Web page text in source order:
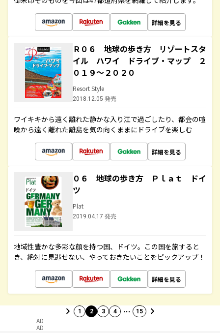
詳細を見る
Ｒ０６ 地球の歩き方 リゾートスタ
イル ハワイ ドライブ・マップ ２
０１９～２０２０
Resort Style
2018.12.05 発売
ワイキキから遠く離れた静かな入り江で過ごしたり、都会の喧
噪から遠く離れた離島を気の向くままにドライブを楽しむ
詳細を見る
０６ 地球の歩き方 Ｐｌａｔ ドイ
ツ
Plat
2019.04.17 発売
地域性豊かな多彩な顔を持つ国、ドイツ。この国を旅すると
き、絶対に見逃せない、やっておきたいことをピックアップ！
詳細を見る
1 2 3 4 … 15
AD
AD